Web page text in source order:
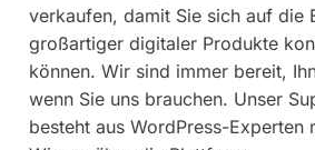
verkaufen, damit Sie sich auf die
großartiger digitaler Produkte
können. Wir sind immer bereit,
wenn Sie uns brauchen. Unser
besteht aus WordPress-Experten